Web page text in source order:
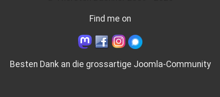
Find me on
Besten Dank an die grossartige Joomla-Community